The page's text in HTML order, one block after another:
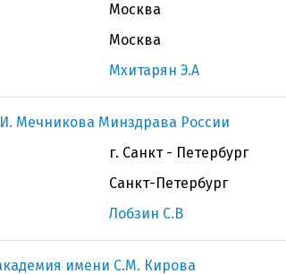
Москва
Москва
Мхитарян Э.А
Мечникова Минздрава России
г. Санкт - Петербург
Санкт-Петербург
Лобзин С.В
имени С.М. Кирова